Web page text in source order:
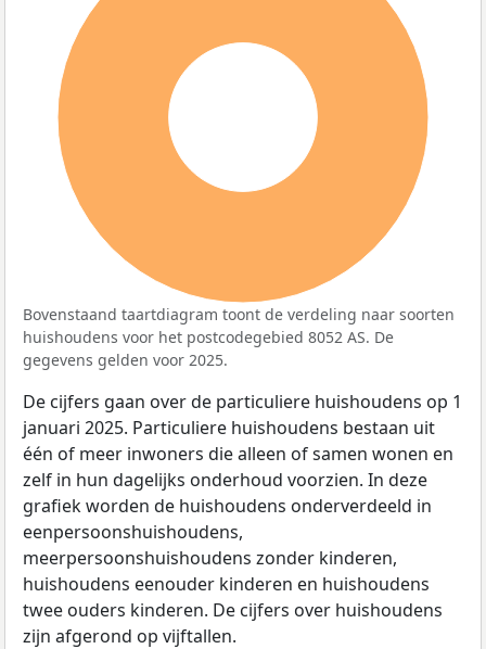
Bovenstaand taartdiagram toont de verdeling naar soorten
huishoudens voor het postcodegebied 8052 AS. De
gegevens gelden voor 2025.
De cijfers gaan over de particuliere huishoudens op 1
januari 2025. Particuliere huishoudens bestaan uit
één of meer inwoners die alleen of samen wonen en
zelf in hun dagelijks onderhoud voorzien. In deze
grafiek worden de huishoudens onderverdeeld in
eenpersoonshuishoudens,
meerpersoonshuishoudens zonder kinderen,
huishoudens eenouder kinderen en huishoudens
twee ouders kinderen. De cijfers over huishoudens
zijn afgerond op vijftallen.